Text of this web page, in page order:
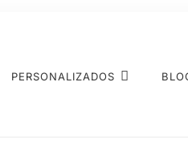
PERSONALIZADOS